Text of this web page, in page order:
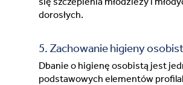
dorosłych.
5. Zachowanie higieny
Dbanie o higienę osobistą jest
podstawowych elementów